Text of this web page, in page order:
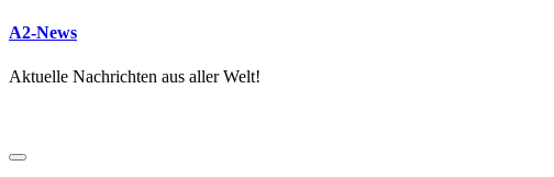
A2-News
Aktuelle Nachrichten aus aller Welt!